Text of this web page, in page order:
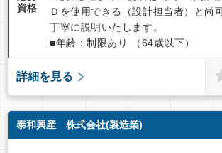
資格
Ｄを使用できる（設計担当者）と
丁寧に説明いたします。
■年齢：制限あり （64歳以下）
詳細を見る
泰和興産 株式会社(製造業)